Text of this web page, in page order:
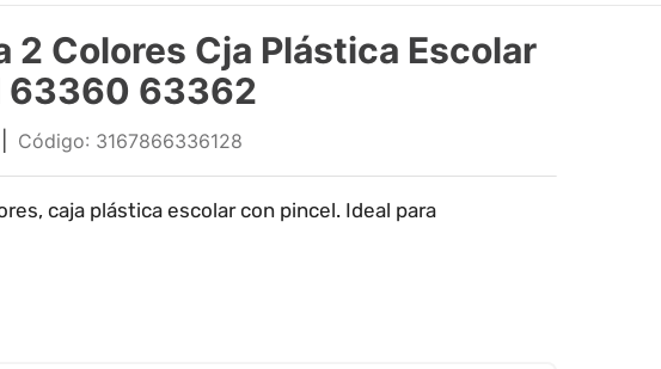
2 Colores Cja Plástica Escolar
63360 63362
: 3167866336128
caja plástica escolar con pincel. Ideal para